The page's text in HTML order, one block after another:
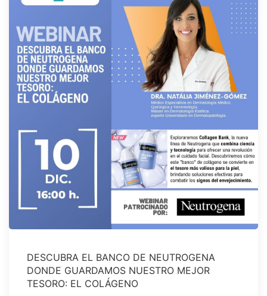
DESCUBRA EL BANCO DE NEUTROGENA
DONDE GUARDAMOS NUESTRO MEJOR
TESORO: EL COLÁGENO